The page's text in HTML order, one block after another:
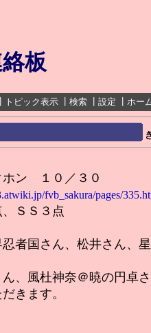
板
トピック表示 検索 設定 ホー
ホン １０／３０
fvb_sakura/pages/
ＳＳ３点
者国さん、松井さん、
、風杜神奈＠暁の円卓
きます。